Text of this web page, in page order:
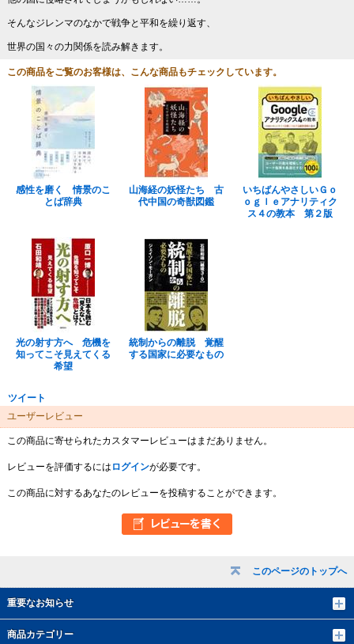
このページのトップへ
重要なお知らせ
商品カテゴリー
そんなジレンマのなかで戦争と平和を繰り返す、
世界の国々の力関係を読み解きます。
この商品をご覧のお客様は、こんな商品もチェックしています。
感性を磨く 情景のこ
とば辞典
山海経の妖怪たち 古
代中国の奇獣図鑑
いちばんやさしいＧｏ
ｏｇｌｅアナリティク
ス４の教本 第２版
光の射す方へ 危機を
知ってこそ見えてくる
希望
統制からの離脱 覚醒
する国家に必要なもの
ツイート
ユーザーレビュー
この商品に寄せられたカスタマーレビューはまだありません。
レビューを評価するには ログインが必要です。
この商品に対するあなたのレビューを投稿することができます。